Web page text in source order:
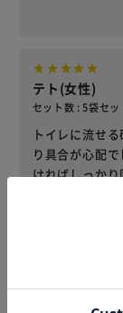
テト(女性)
セット数 : 5袋セッ
トイレに流せ
り具合が心配
ければしっか